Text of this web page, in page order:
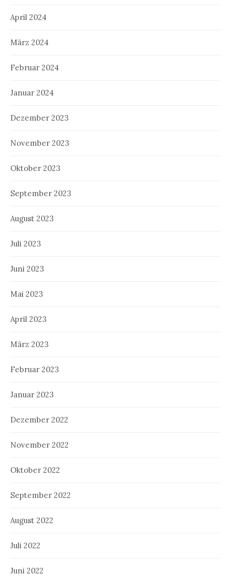
April 2024
März 2024
Februar 2024
Januar 2024
Dezember 2023
November 2023
Oktober 2023
September 2023
August 2023
Juli 2023
Juni 2023
Mai 2023
April 2023
März 2023
Februar 2023
Januar 2023
Dezember 2022
November 2022
Oktober 2022
September 2022
August 2022
Juli 2022
Juni 2022